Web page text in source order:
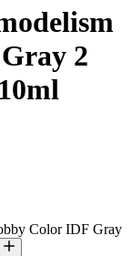
2
Color IDF Gray